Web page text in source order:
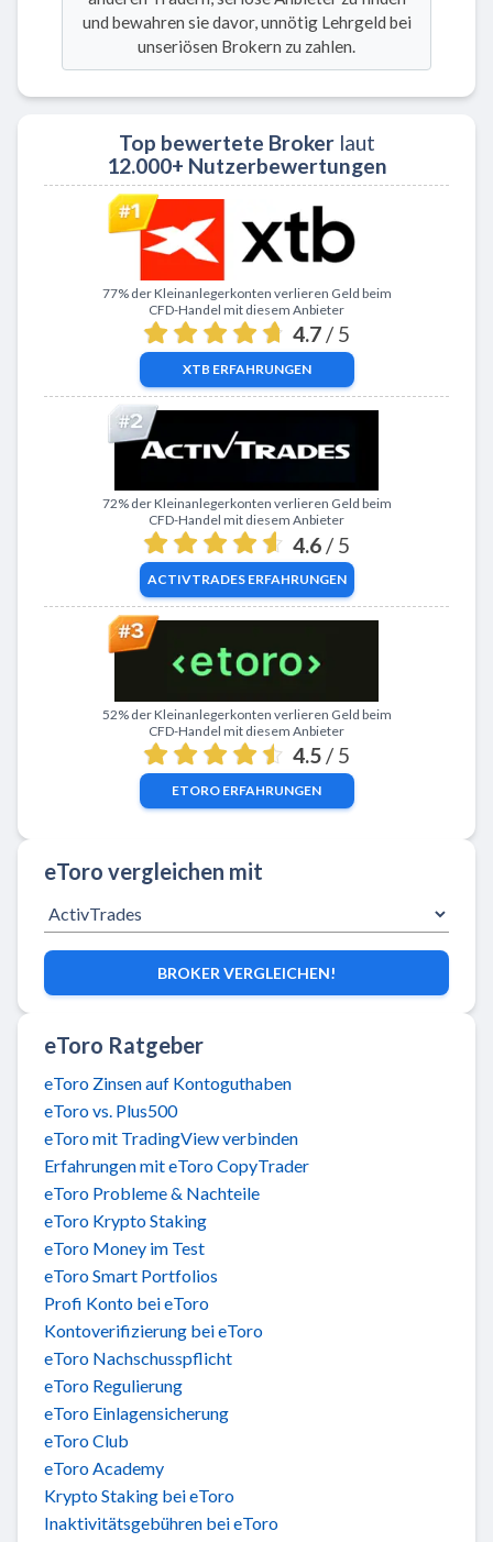
und bewahren sie davor, unnötig Lehrgeld bei
unseriösen Brokern zu zahlen.
Top bewertete Brokerlaut
12.000+ Nutzerbewertungen
Zu XTB
77% der Kleinanlegerkonten verlieren Geld beim
CFD-Handel mit diesem Anbieter
4.7 / 5
XTB ERFAHRUNGEN
Zu ActivTrades
72% der Kleinanlegerkonten verlieren Geld beim
CFD-Handel mit diesem Anbieter
4.6 / 5
ACTIVTRADESERFAHRUNGEN
Zu eToro
52% der Kleinanlegerkonten verlieren Geld beim
CFD-Handel mit diesem Anbieter
4.5 / 5
ETORO ERFAHRUNGEN
eToro vergleichen mit
BROKER VERGLEICHEN!
eToro Ratgeber
eToro Zinsen auf Kontoguthaben
eToro vs. Plus500
eToro mit TradingView verbinden
Erfahrungen mit eToro CopyTrader
eToro Probleme & Nachteile
eToro Krypto Staking
eToro Money im Test
eToro Smart Portfolios
Profi Konto bei eToro
Kontoverifizierung bei eToro
eToro Nachschusspflicht
eToro Regulierung
eToro Einlagensicherung
eToro Club
eToro Academy
Krypto Staking bei eToro
Inaktivitätsgebühren bei eToro